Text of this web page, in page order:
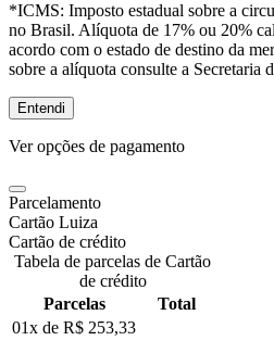
*ICMS: Imposto estadual sobre a
no Brasil. Alíquota de 17% ou 20%
acordo com o estado de destino da
sobre a alíquota consulte a Secretaria
Entendi
Ver opções de pagamento
Parcelamento
Cartão Luiza
Cartão de crédito
Tabela de parcelas de Cartão
de crédito
Parcelas
Total
01x de R$ 253,33